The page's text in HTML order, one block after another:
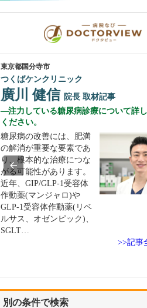
別の条件で検索
東京都国分寺市
つくばケンクリニック
廣川 健信 院長 取材記事
注力している糖尿病診療について詳
ください。
糖尿病の改善には、肥満
の解消が重要な要素であ
り、根本的な治療につな
がる可能性があります。
近年、GIP/GLP-1受容体
作動薬(マンジャロ)や
GLP-1受容体作動薬(リベ
ルサス、オゼンピック)、
SGLT…
>>記事